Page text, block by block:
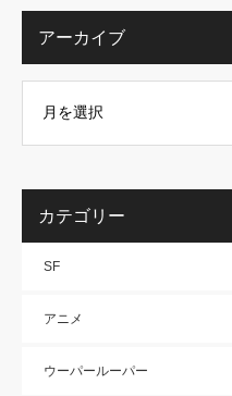
アーカイブ
カテゴリー
SF
アニメ
ウーパールーパー